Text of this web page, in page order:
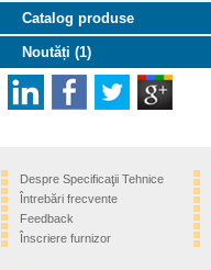
Catalog produse
Noutăți (1)
Despre Specificaţii Tehnice
Întrebări frecvente
Feedback
Înscriere furnizor